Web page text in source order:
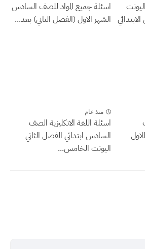
اسئلة جميع المواد للصف السادس
الشهر الاول (الفصل الثاني) بعد...
منذ عام
اسئلة اللغة الانكليزية الصف
السادس ابتدائي الفصل الثاني
اليونت الخامس...